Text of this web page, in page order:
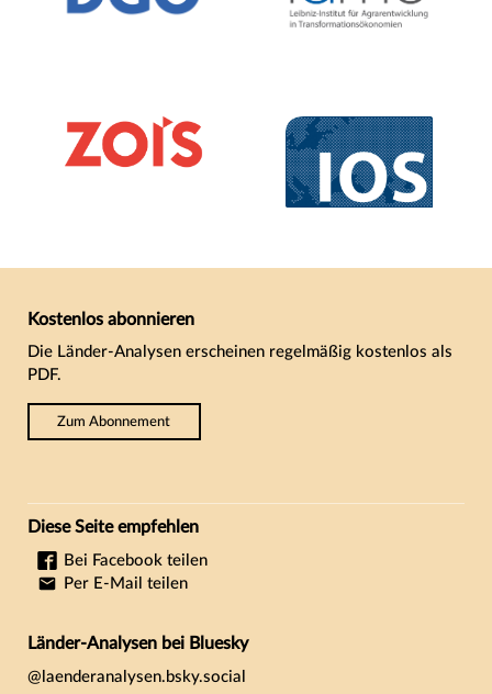
Kostenlos abonnieren
Die Länder-Analysen erscheinen regelmäßig kostenlos als
PDF.
Zum Abonnement
Diese Seite empfehlen
Bei Facebook teilen
Per E-Mail teilen
Länder-Analysen bei Bluesky
@laenderanalysen.bsky.social